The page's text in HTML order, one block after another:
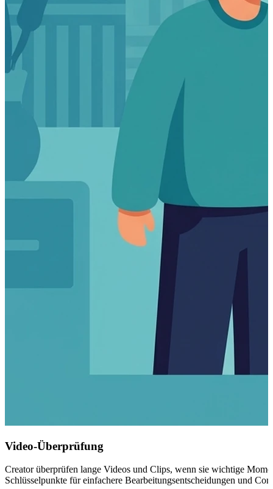
Video-Überprüfung
Creator überprüfen lange Videos und Clips, wenn sie wichtige
Schlüsselpunkte für einfachere Bearbeitungsentscheidungen und